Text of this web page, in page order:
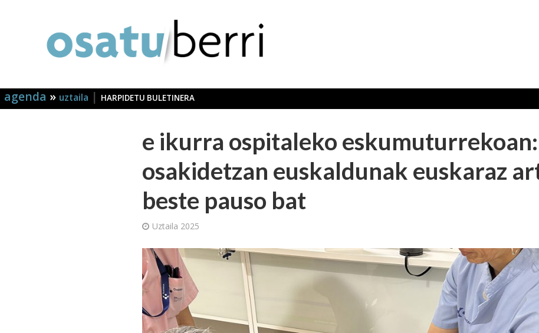
agenda » uztaila | HARPIDETU BULETINERA
e ikurra ospitaleko eskumuturrekoan:
osakidetzan euskaldunak euskaraz
beste pauso bat
Uztaila 2025